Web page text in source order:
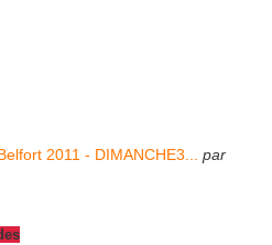
2011 - DIMANCHE3... par